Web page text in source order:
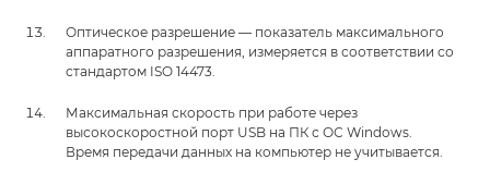
Оптическое разрешение — показатель максимального
аппаратного разрешения, измеряется в соответствии со
стандартом ISO 14473.
Максимальная скорость при работе через
высокоскоростной порт USB на ПК с ОС Windows.
Время передачи данных на компьютер не учитывается.